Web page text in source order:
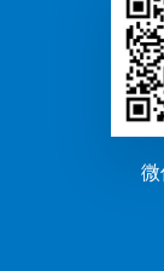
微